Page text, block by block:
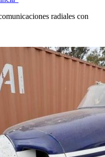
radiales con